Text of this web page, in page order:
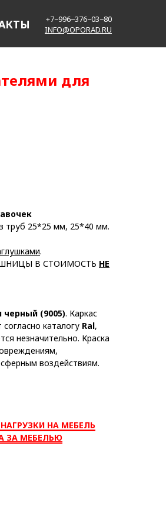
+7−996−376−03−80
INFO@OPORAD.RU
для
труб 25*25 мм, 25*40 мм.
.
В СТОИМОСТЬ НЕ
черный (9005). Каркас
каталогу Ral,
незначительно. Краска
воздействиям.
НА МЕБЕЛЬ
ЗА МЕБЕЛЬЮ